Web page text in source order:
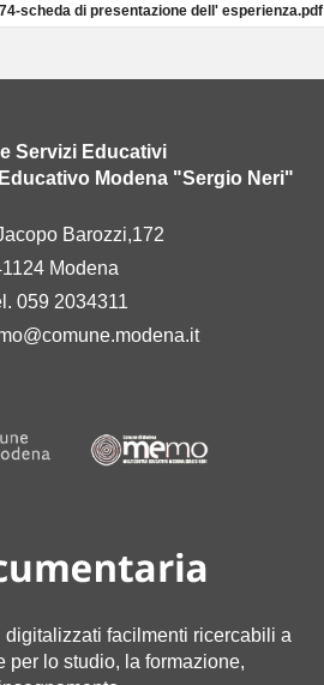
scheda di presentazione dell' esperienza.pdf
Servizi Educativi
Modena "Sergio Neri"
Barozzi,172
Modena
059 2034311
facilmenti ricercabili a
per lo studio, la formazione,